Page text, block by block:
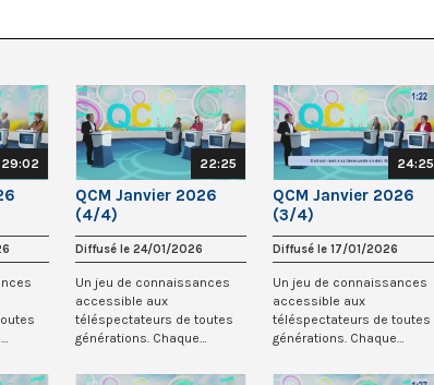
29:02 22:25
QCM Janvier 2026
(4/4)
Diffusé le 24/01/2026
Un jeu de connaissances
accessible aux
téléspectateurs de toutes
générations. Chaque
s’...
24:25
QCM Janvier 2026
(3/4)
Diffusé le 17/01/2026
Un jeu de connaissances
accessible aux
téléspectateurs de toutes
générations. Chaque
s’...